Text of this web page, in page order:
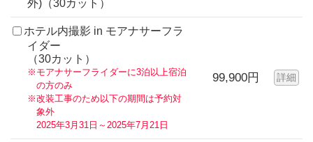
外)（30カット）
ホテル内撮影 in モアナサーフラ
イダー
（30カット）
※モアナサーフライダーに3泊以上宿泊
の方のみ
※改装工事のため以下の期間は予約対
象外
2025年3月31日～2025年7月21日
99,900円 詳細